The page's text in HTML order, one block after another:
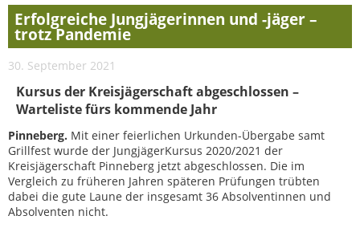
Erfolgreiche Jungjägerinnen und -jäger –
trotz Pandemie
30. September 2021
Kursus der Kreisjägerschaft abgeschlossen –
Warteliste fürs kommende Jahr
Pinneberg. Mit einer feierlichen Urkunden-Übergabe samt
Grillfest wurde der JungjägerKursus 2020/2021 der
Kreisjägerschaft Pinneberg jetzt abgeschlossen. Die im
Vergleich zu früheren Jahren späteren Prüfungen trübten
dabei die gute Laune der insgesamt 36 Absolventinnen und
Absolventen nicht.